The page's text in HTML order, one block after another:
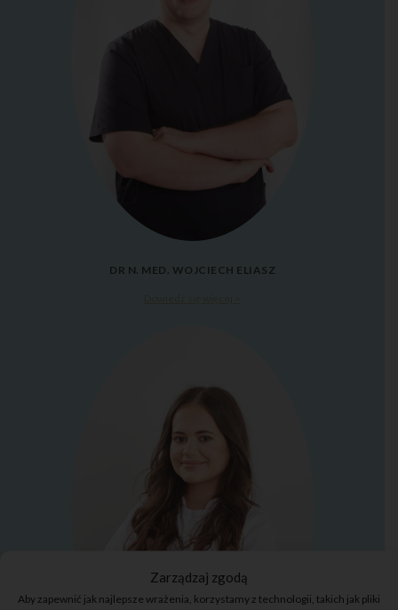
Zarządzaj zgodą
Aby zapewnić jak najlepsze wrażenia, korzystamy z technologii, takich jak pliki
DR N. MED. WOJCIECH ELIASZ